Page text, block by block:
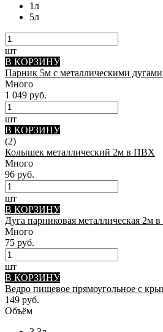
1л
5л
шт
В КОРЗИНУ
Парник 5м с металлическими
Много
1 049 руб.
шт
В КОРЗИНУ
(2)
Колышек металлический 2м в ПВХ
Много
96 руб.
шт
В КОРЗИНУ
Дуга парниковая металлическая 2м
Много
75 руб.
шт
В КОРЗИНУ
Ведро пищевое прямоугольное с
149 руб.
Объём